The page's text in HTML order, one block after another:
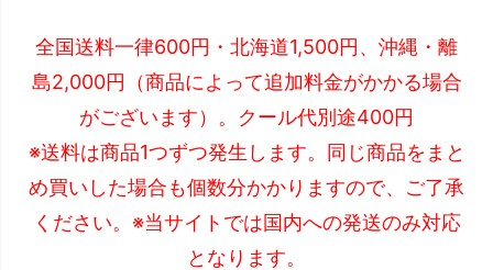
全国送料一律600円・北海道1,500円、沖縄・離
島2,000円（商品によって追加料金がかかる場合
がございます）。クール代別途400円
※送料は商品1つずつ発生します。同じ商品をまと
め買いした場合も個数分かかりますので、ご了承
ください。※当サイトでは国内への発送のみ対応
となります。